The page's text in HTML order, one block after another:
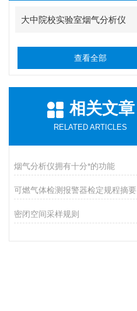
大中院校实验室烟气分析仪
查看全部
相关文章
RELATED ARTICLES
烟气分析仪拥有十分*的功能
可燃气体检测报警器检定规程摘要
密闭空间采样规则